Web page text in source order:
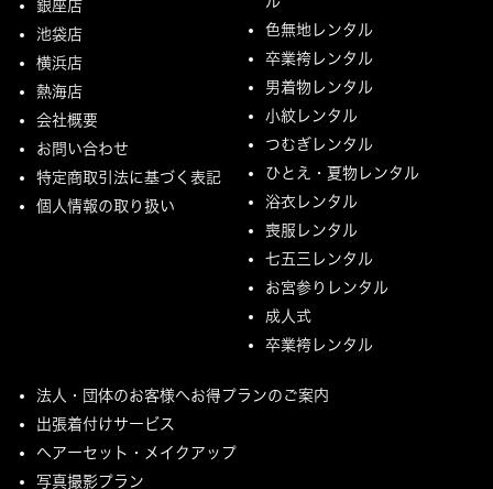
銀座店
池袋店
横浜店
熱海店
会社概要
お問い合わせ
特定商取引法に基づく表記
個人情報の取り扱い
色無地レンタル
卒業袴レンタル
男着物レンタル
小紋レンタル
つむぎレンタル
ひとえ・夏物レンタル
浴衣レンタル
喪服レンタル
七五三レンタル
お宮参りレンタル
成人式
卒業袴レンタル
法人・団体のお客様へお得プランのご案内
出張着付けサービス
ヘアーセット・メイクアップ
写真撮影プラン